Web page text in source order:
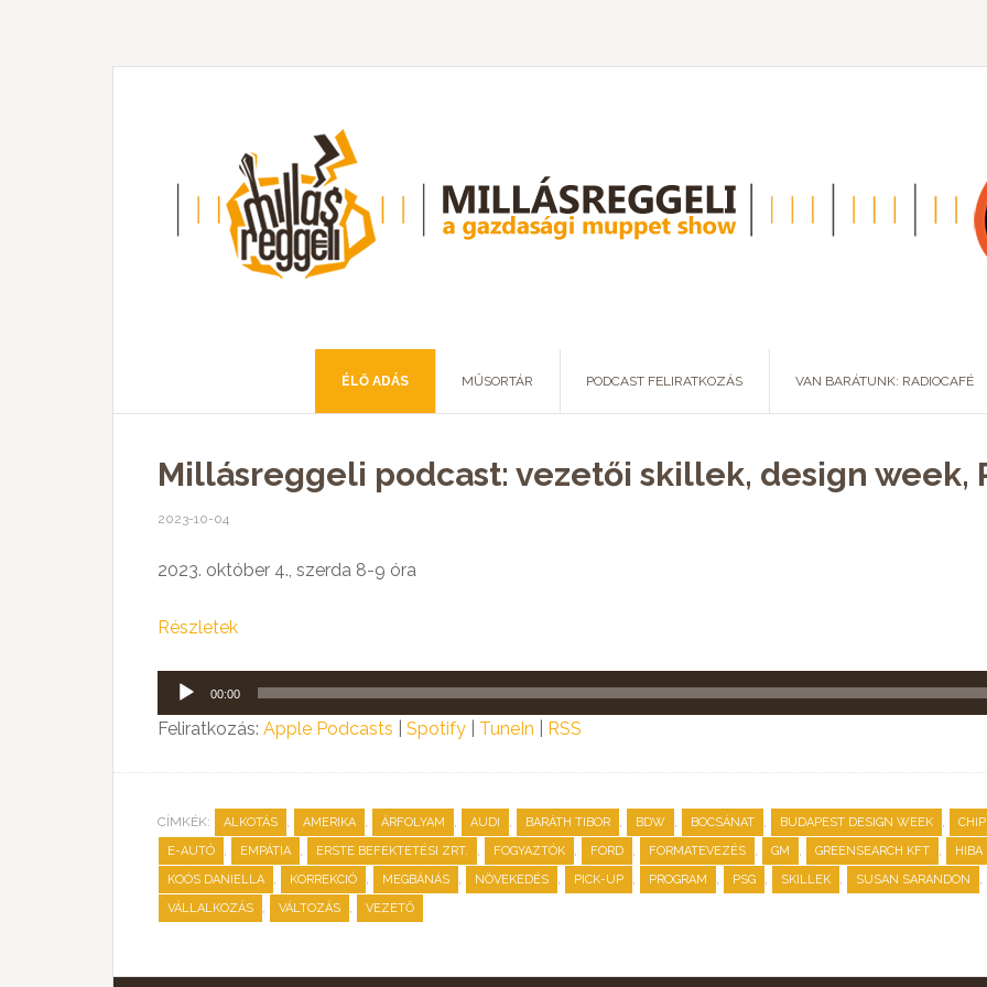
ÉLŐ ADÁS MŰSORTÁR PODCAST FELIRATKOZÁS VAN BARÁTUNK: RADIOCAFÉ
Millásreggeli podcast: vezetői skillek, design week,
2023-10-04
2023. október 4., szerda 8-9 óra
Részletek
Audió
lejátszó
00:00
Feliratkozás: Apple Podcasts Spotify TuneIn RSS
CÍMKÉK: ALKOTÁS , AMERIKA , ÁRFOLYAM , AUDI , BARÁTH TIBOR , BDW , BOCSÁNAT , BUDAPEST DESIGN WEEK , CHIP
E-AUTÓ , EMPÁTIA , ERSTE BEFEKTETÉSI ZRT. , FOGYAZTÓK , FORD , FORMATEVEZÉS , GM , GREENSEARCH KFT , HIBA
KOÓS DANIELLA , KORREKCIÓ , MEGBÁNÁS , NÖVEKEDÉS , PICK-UP , PROGRAM , PSG , SKILLEK , SUSAN SARANDON ,
VÁLLALKOZÁS , VÁLTOZÁS , VEZETŐ